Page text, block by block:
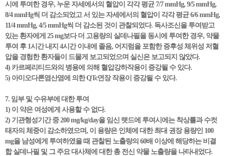
시에 투여한 경우, 누운 자세에서의 혈압이 각각 평균 7/7 mmHg, 9/5 mmHg,
8/4 mmHg씩 더 감소되었고 서 있는 자세에서의 혈압이 각각 평균 6/6 mmHg,
11/4 mmHg, 4/5 mmHg씩 더 감소된 것이 관찰되었다. 독사조신을 투여받고
있는 환자에게 25 mg보다 더 고용량의 실데나필을 동시에 투여한 경우, 약물
투여 후 1시간 내지 4시간 이내에 졸음, 어지럼을 포함한 증후성 체위성 저혈
압을 경험한 환자들이 드물게 보고되었으며 실신은 보고되지 않았다.
4) 카르페리티드와의 병용에 의해 혈압강하작용이 증강될 수 있다.
5) 아미오다론염산염에 의한 QTc연장 작용이 증강될 수 있다.
7. 임부 및 수유부에 대한 투여
1) 이 약은 여성에게 사용할 수 없다.
2) 기관형성기간 중 200 mg/kg/day을 임신 랫드에 투여시에는 착상률과 수컷
태자의 체중이 감소하였으며, 이 용량은 인체에 대한 최대 권장 용량인 100
mg을 남성에게 투여하였을 때 관찰된 노출량의 60배 이상에 해당하는 비결
합 실데나필 및 그 주요 대사체에 대한 총 전신 약물 노출량을 나타내었다.